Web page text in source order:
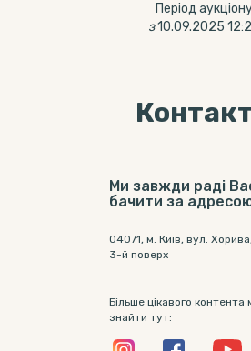
Період
з 10.09.2025
Ми завжди раді
бачити за
04071, м. Київ, вул.
3-й поверх
Більше цікавого контента
знайти тут: